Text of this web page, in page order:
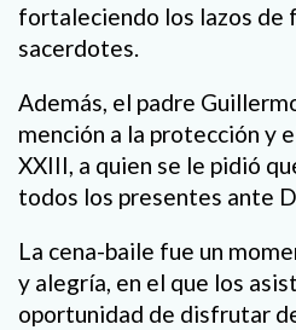
fortaleciendo los lazos de
sacerdotes.
Además, el padre
mención a la protección y
XXIII, a quien se le pidió
todos los presentes ante
La cena-baile fue un
y alegría, en el que los
oportunidad de disfrutar